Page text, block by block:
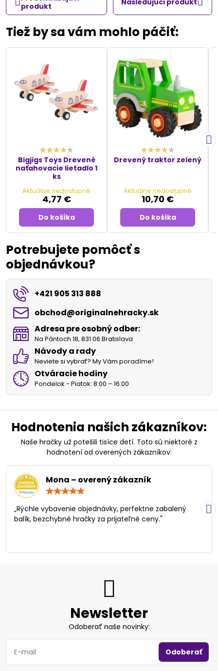
produkt
Nasledujúci produkt
Tiež by sa vám mohlo páčiť:
Bigjigs Toys Drevené
naťahovacie lietadlo 1
ks
Aktuálne nedostupné
4,77 €
Do košíka
Drevený traktor zelený
Aktuálne nedostupné
10,70 €
Do košíka
Potrebujete pomôcť s
objednávkou?
+421 905 313 888
obchod​@originalnehracky​.sk
Adresa pre osobný odber:
Na Pántoch 18, 831 06 Bratislava
Návody a rady
Neviete si vybrať? My Vám poradíme!
Otváracie hodiny
Pondelok - Piatok: 8:00 – 16:00
Hodnotenia našich zákazníkov:
Naše hračky už potešili tisíce detí. Toto sú niektoré z
hodnotení od overených zákazníkov:
Mona – overený zákazník
/
5
„Rýchle vybavenie objednávky, perfektne zabalený
balík, bezchybné hračky za prijateľné ceny."
Newsletter
Odoberať naše novinky:
Odoberať